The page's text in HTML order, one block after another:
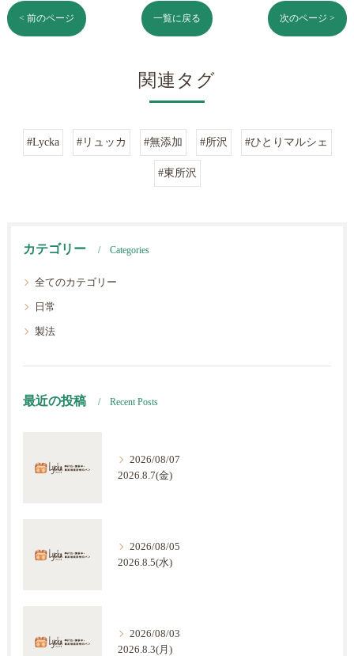
< 前のページ 一覧に戻る 次のページ >
関連タグ
#Lycka #リュッカ #無添加 #所沢 #ひとりマルシェ
#東所沢
カテゴリー Categories
全てのカテゴリー
日常
製法
最近の投稿 Recent Posts
2026/08/07
2026.8.7(金)
2026/08/05
2026.8.5(水)
2026/08/03
2026.8.3(月)